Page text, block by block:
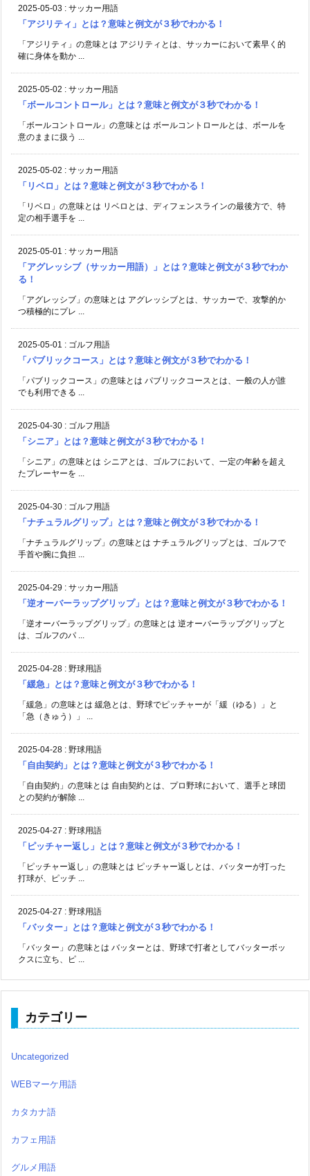
2025-05-03 : サッカー用語
「アジリティ」とは？意味と例文が３秒でわかる！
「アジリティ」の意味とは アジリティとは、サッカーにおいて素早く的
確に身体を動か ...
2025-05-02 : サッカー用語
「ボールコントロール」とは？意味と例文が３秒でわかる！
「ボールコントロール」の意味とは ボールコントロールとは、ボールを
意のままに扱う ...
2025-05-02 : サッカー用語
「リベロ」とは？意味と例文が３秒でわかる！
「リベロ」の意味とは リベロとは、ディフェンスラインの最後方で、特
定の相手選手を ...
2025-05-01 : サッカー用語
「アグレッシブ（サッカー用語）」とは？意味と例文が３秒でわか
る！
「アグレッシブ」の意味とは アグレッシブとは、サッカーで、攻撃的か
つ積極的にプレ ...
2025-05-01 : ゴルフ用語
「パブリックコース」とは？意味と例文が３秒でわかる！
「パブリックコース」の意味とは パブリックコースとは、一般の人が誰
でも利用できる ...
2025-04-30 : ゴルフ用語
「シニア」とは？意味と例文が３秒でわかる！
「シニア」の意味とは シニアとは、ゴルフにおいて、一定の年齢を超え
たプレーヤーを ...
2025-04-30 : ゴルフ用語
「ナチュラルグリップ」とは？意味と例文が３秒でわかる！
「ナチュラルグリップ」の意味とは ナチュラルグリップとは、ゴルフで
手首や腕に負担 ...
2025-04-29 : サッカー用語
「逆オーバーラップグリップ」とは？意味と例文が３秒でわかる！
「逆オーバーラップグリップ」の意味とは 逆オーバーラップグリップと
は、ゴルフのパ ...
2025-04-28 : 野球用語
「緩急」とは？意味と例文が３秒でわかる！
「緩急」の意味とは 緩急とは、野球でピッチャーが「緩（ゆる）」と
「急（きゅう）」 ...
2025-04-28 : 野球用語
「自由契約」とは？意味と例文が３秒でわかる！
「自由契約」の意味とは 自由契約とは、プロ野球において、選手と球団
との契約が解除 ...
2025-04-27 : 野球用語
「ピッチャー返し」とは？意味と例文が３秒でわかる！
「ピッチャー返し」の意味とは ピッチャー返しとは、バッターが打った
打球が、ピッチ ...
2025-04-27 : 野球用語
「バッター」とは？意味と例文が３秒でわかる！
「バッター」の意味とは バッターとは、野球で打者としてバッターボッ
クスに立ち、ピ ...
カテゴリー
Uncategorized
WEBマーケ用語
カタカナ語
カフェ用語
グルメ用語